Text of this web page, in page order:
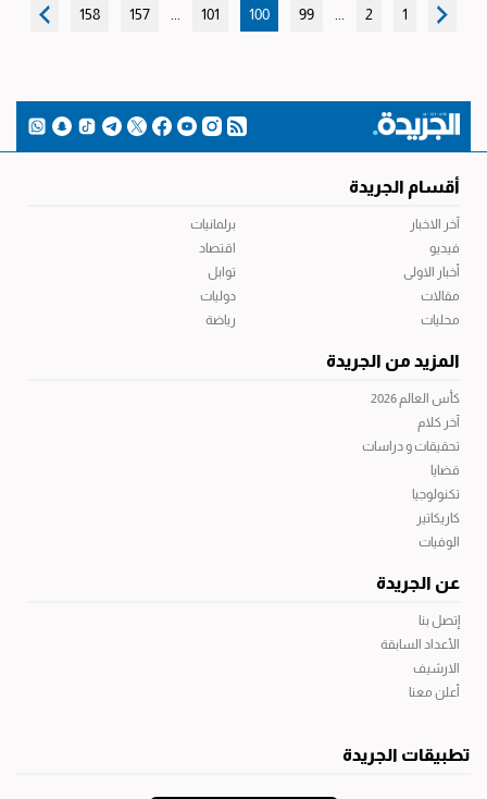
1
2
99
100
101
157
158
أقسام الجريدة
آخر الاخبار
فيديو
أخبار الاولى
مقالات
محليات
برلمانيات
اقتصاد
توابل
دوليات
رياضة
المزيد من الجريدة
كأس العالم 2026
آخر كلام
تحقيقات و دراسات
قضايا
تكنولوجيا
كاريكاتير
الوفيات
عن الجريدة
إتصل بنا
الأعداد السابقة
الارشيف
أعلن معنا
تطبيقات الجريدة